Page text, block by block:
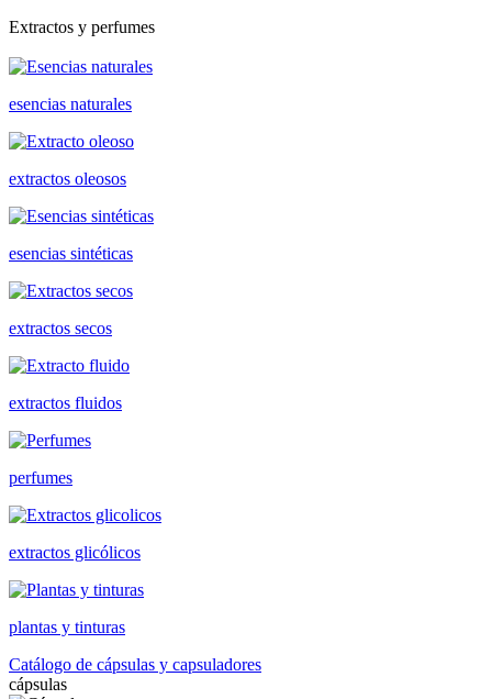
Extractos y perfumes
esencias naturales
extractos oleosos
esencias sintéticas
extractos secos
extractos fluidos
perfumes
extractos glicólicos
plantas y tinturas
Catálogo de cápsulas y capsuladores
cápsulas